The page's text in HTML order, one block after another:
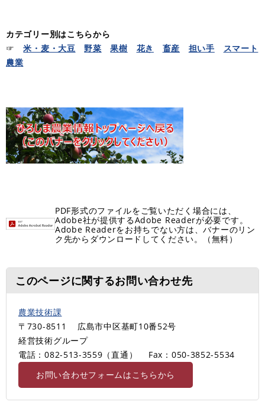
カテゴリー別はこちらから
☞米・麦・大豆 野菜 果樹 花き 畜産 担い手
スマート
農業
PDF形式のファイルをご覧いただく場合には、
Adobe社が提供するAdobe Readerが必要です。
Adobe Readerをお持ちでない方は、バナーのリン
ク先からダウンロードしてください。（無料）
このページに関するお問い合わせ先
農業技術課
〒730-8511
広島市中区基町10番52号
経営技術グループ
電話：082-513-3559（直通）
Fax：050-3852-5534
お問い合わせフォームはこちらから